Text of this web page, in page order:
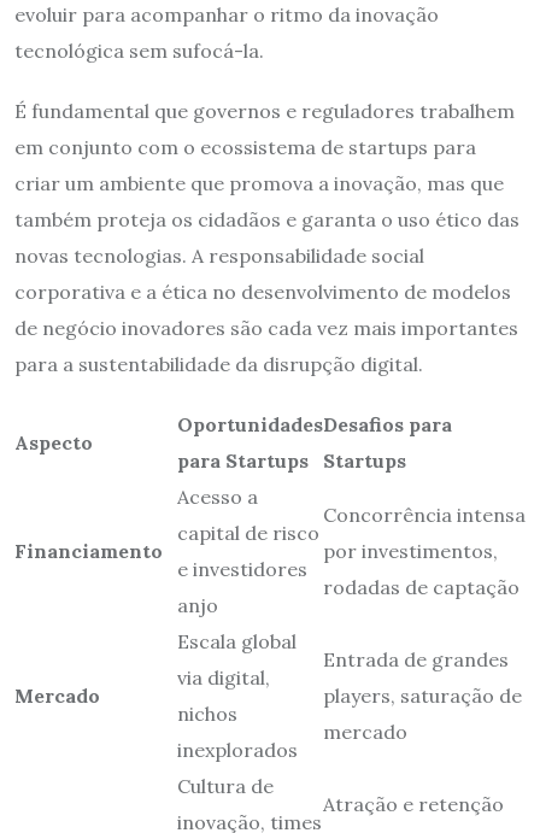
evoluir para acompanhar o ritmo da inovação
tecnológica sem sufocá-la.
É fundamental que governos e reguladores trabalhem
em conjunto com o ecossistema de startups para
criar um ambiente que promova a inovação, mas que
também proteja os cidadãos e garanta o uso ético das
novas tecnologias. A responsabilidade social
corporativa e a ética no desenvolvimento de modelos
de negócio inovadores são cada vez mais importantes
para a sustentabilidade da disrupção digital.
Aspecto
Oportunidades
para Startups
Desafios para
Startups
Financiamento
Acesso a
capital de risco
e investidores
anjo
Concorrência intensa
por investimentos,
rodadas de captação
Mercado
Escala global
via digital,
nichos
inexplorados
Entrada de grandes
players, saturação de
mercado
Cultura de
inovação, times
Atração e retenção